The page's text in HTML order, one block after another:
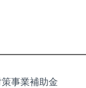
事業補助金